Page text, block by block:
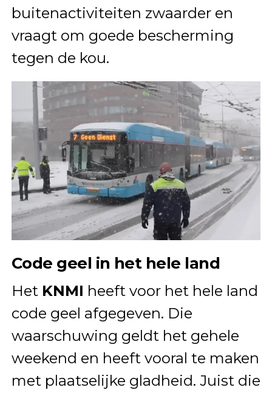
buitenactiviteiten zwaarder en
vraagt om goede bescherming
tegen de kou.
Code geel in het hele land
Het KNMI heeft voor het hele land
code geel afgegeven. Die
waarschuwing geldt het gehele
weekend en heeft vooral te maken
met plaatselijke gladheid. Juist die